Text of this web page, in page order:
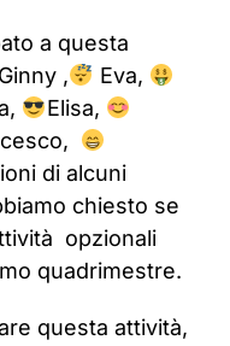
a questa
Ginny ,
Eva,
Elisa,
di alcuni
chiesto se
opzionali
quadrimestre.
questa attività,